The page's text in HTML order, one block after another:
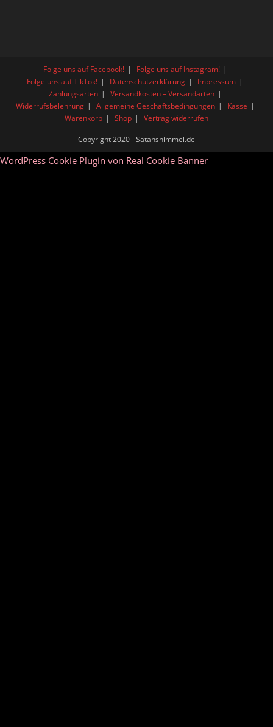
Folge uns auf Facebook!
Folge uns auf Instagram!
Folge uns auf TikTok!
Datenschutzerklärung
Impressum
Zahlungsarten
Versandkosten – Versandarten
Widerrufsbelehrung
Allgemeine Geschäftsbedingungen
Kasse
Warenkorb
Shop Vertrag widerrufen
Copyright 2020 - Satanshimmel.de
WordPress Cookie Plugin von Real Cookie Banner